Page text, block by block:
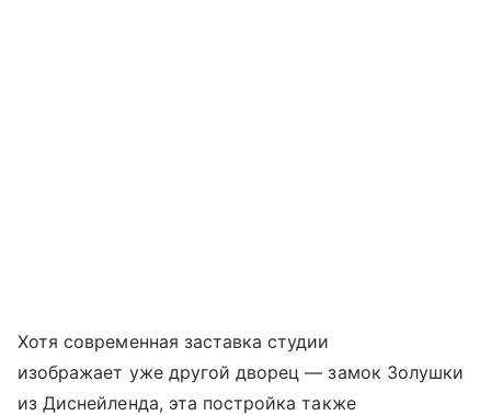
Хотя современная заставка студии
изображает уже другой дворец — замок Золушки
из Диснейленда, эта постройка также